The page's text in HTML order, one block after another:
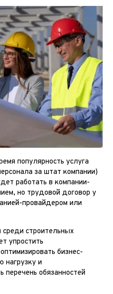
популярность услуга
за штат компании)
работать в компании-
но трудовой договор у
провайдером или
среди строительных
упростить
бизнес-
нагрузку и
перечень обязанностей